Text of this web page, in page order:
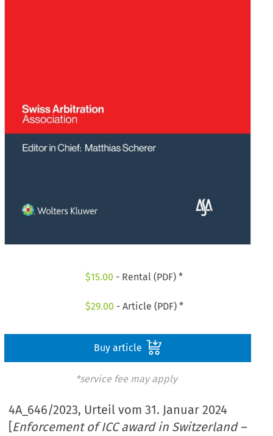
$15.00 - Rental (PDF) *
$29.00 - Article (PDF) *
Buy article
*service fee may apply
4A_646/2023, Urteil vom 31. Januar 2024
[Enforcement of ICC award in Switzerland –